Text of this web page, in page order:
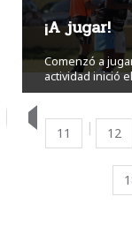
¡A jugar!
Comenzó a
actividad inició
11 12